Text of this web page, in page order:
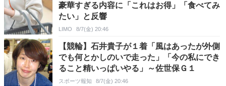
豪華すぎる内容に「これはお得」「食べてみ
たい」と反響
LIMO 8/7(金) 20:46
【競輪】石井貴子が１着「風はあったが外側
でも何とかしのいで走った」「今の私にでき
ること精いっぱいやる」～佐世保Ｇ１
スポーツ報知 8/7(金) 20:46